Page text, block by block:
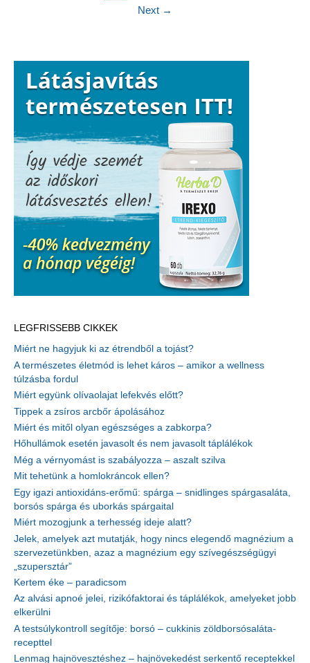
Next →
LEGFRISSEBB CIKKEK
Miért ne hagyjuk ki az étrendből a tojást?
A természetes életmód is lehet káros – amikor a wellness
túlzásba fordul
Miért együnk olívaolajat lefekvés előtt?
Tippek a zsíros arcbőr ápolásához
Miért és mitől olyan egészséges a zabkorpa?
Hőhullámok esetén javasolt és nem javasolt táplálékok
Még a vérnyomást is szabályozza – aszalt szilva
Mit tehetünk a homlokráncok ellen?
Egy igazi antioxidáns-erőmű: spárga – snidlinges spárgasaláta,
borsós spárga és uborkás spárgaital
Miért mozogjunk a terhesség ideje alatt?
Jelek, amelyek azt mutatják, hogy nincs elegendő magnézium a
szervezetünkben, azaz a magnézium egy szívegészségügyi
„szupersztár”
Kertem éke – paradicsom
Az alvási apnoé jelei, rizikófaktorai és táplálékok, amelyeket jobb
elkerülni
A testsúlykontroll segítője: borsó – cukkinis zöldborsósaláta-
recepttel
Lenmag hajnövesztéshez – hajnövekedést serkentő receptekkel